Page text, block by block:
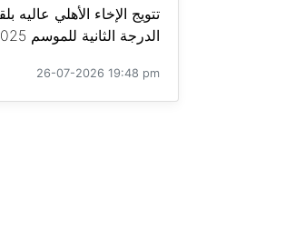
تتويج الإخاء الأهلي
الدرجة الثانية للموسم 2025-2026 ...
26-07-2026 19:48 pm